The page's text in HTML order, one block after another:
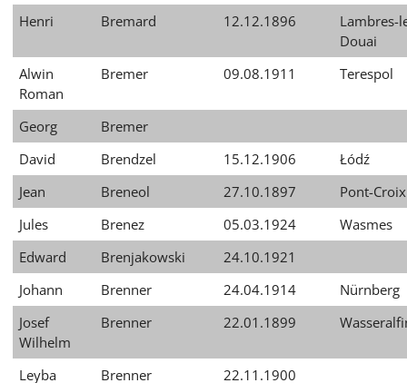
Henri
Bremard 12.12.1896
Lambres-
Douai
Alwin
Roman
Bremer 09.08.1911 Terespol
Georg
Bremer
David
Brendzel 15.12.1906
Łódź
Jean
Breneol 27.10.1897
Pont-Croix
Jules
Brenez 05.03.1924
Wasmes
Edward
Brenjakowski
24.10.1921
Johann
Brenner 24.04.1914
Nürnberg
Josef
Wilhelm
Brenner 22.01.1899
Leyba Brenner
22.11.1900